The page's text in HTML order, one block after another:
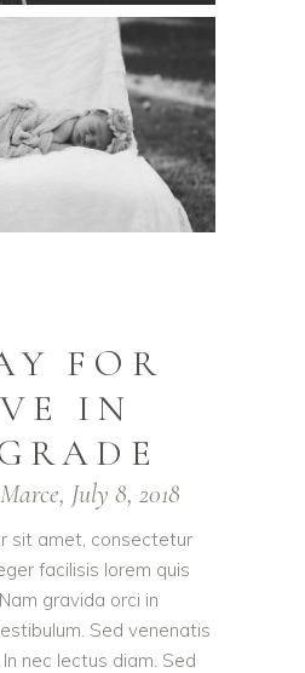
FOR
IN
July 8, 2018
sit amet, consectetur
facilisis lorem quis
gravida orci in
Sed venenatis
nec lectus diam. Sed